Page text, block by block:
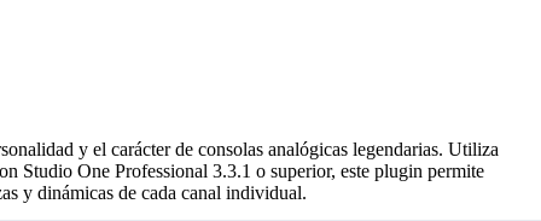
y el carácter de consolas analógicas legendarias. Utiliza
Studio One Professional 3.3.1 o superior, este plugin permite
y dinámicas de cada canal individual.